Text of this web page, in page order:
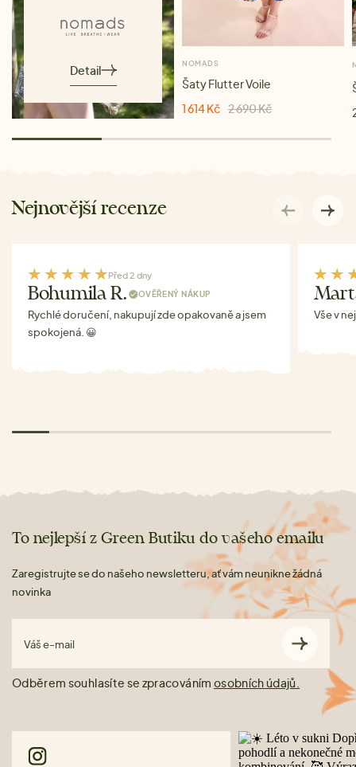
Detail NOMADS
Šaty Flutter Voile
1 614 Kč 2 690 Kč
Nejnovější recenze
Před 2 dny
Bohumila R. OVĚŘENÝ NÁKUP
Rychlé doručení, nakupují zde opakovaně a jsem
spokojená. 😀
Vše v
To nejlepší z Green Butiku do vašeho emailu
Zaregistrujte se do našeho newsletteru, ať vám neunikne žádná
novinka
Váš e-mail
Odběrem souhlasíte se zpracováním osobních údajů.